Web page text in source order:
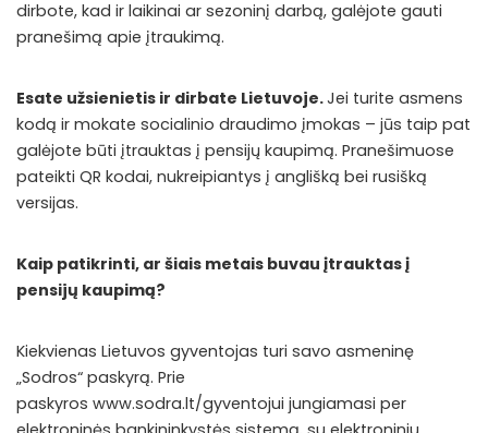
dirbote, kad ir laikinai ar sezoninį darbą, galėjote gauti
pranešimą apie įtraukimą.
Esate užsienietis ir dirbate Lietuvoje.Jei turite asmens
kodą ir mokate socialinio draudimo įmokas – jūs taip pat
galėjote būti įtrauktas į pensijų kaupimą. Pranešimuose
pateikti QR kodai, nukreipiantys į anglišką bei rusišką
versijas.
Kaip patikrinti, ar šiais metais buvau įtrauktas į
pensijų kaupimą?
Kiekvienas Lietuvos gyventojas turi savo asmeninę
„Sodros“ paskyrą. Prie
paskyros www.sodra.lt/gyventojui jungiamasi per